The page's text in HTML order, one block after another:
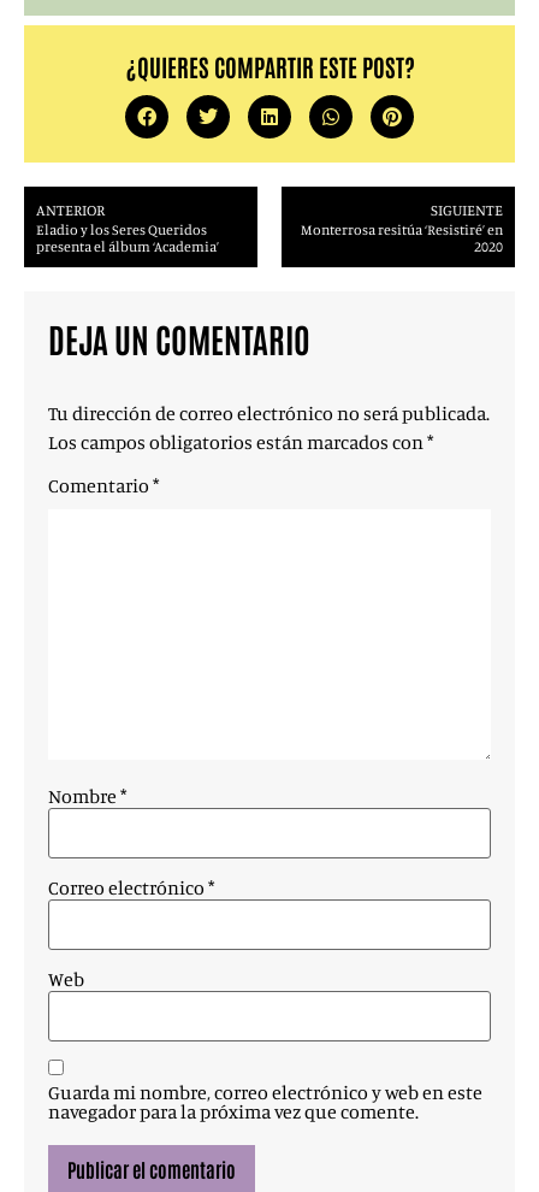
¿QUIERES COMPARTIR ESTE POST?
ANTERIOR
Eladio y los Seres Queridos
presenta el álbum ‘Academia’
SIGUIENTE
Monterrosa resitúa ‘Resistiré’ en
2020
DEJA UN COMENTARIO
Tu dirección de correo electrónico no será publicada.
Los campos obligatorios están marcados con*
Comentario *
Nombre *
Correo electrónico *
Web
Guarda mi nombre, correo electrónico y web en este
navegador para la próxima vez que comente.